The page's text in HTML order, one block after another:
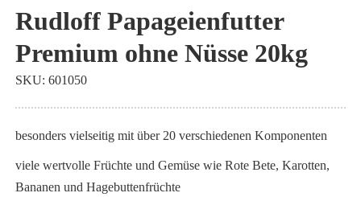
Anfang
der
Bildgalerie
springen
Rudloff Papageienfutter
Premium ohne Nüsse 20kg
besonders vielseitig mit über 20 verschiedenen Komponenten
viele wertvolle Früchte und Gemüse wie Rote Bete, Karotten,
Bananen und Hagebuttenfrüchte
SKU 601050